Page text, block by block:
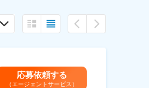
応募依頼する
（エージェントサービス）